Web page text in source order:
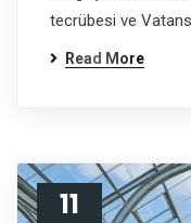
tecrübesi ve
Read More
11